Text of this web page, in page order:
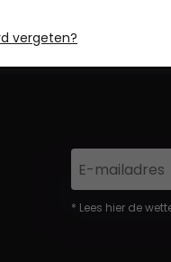
vergeten?
* Lees hier de